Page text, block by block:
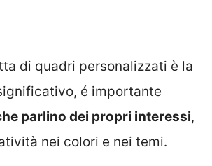
di quadri personalizzati è la
é importante
parlino dei propri interessi,
nei colori e nei temi.